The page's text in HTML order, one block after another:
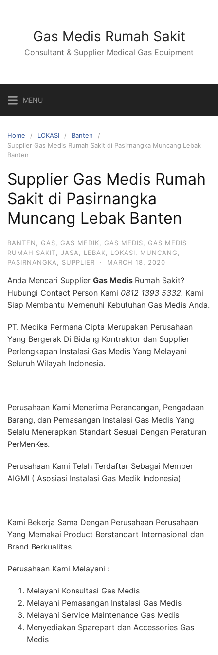
Gas Medis Rumah Sakit
Consultant & Supplier Medical Gas Equipment
MENU
Home LOKASI
Banten
Supplier Gas Medis Rumah Sakit di Pasirnangka Muncang Lebak
Banten
Supplier Gas Medis Rumah
Sakit di Pasirnangka
Muncang Lebak Banten
BANTEN GAS GAS MEDIK GAS MEDIS
GAS MEDIS
RUMAH SAKIT
JASA LEBAK LOKASI MUNCANG
PASIRNANGKA
SUPPLIER · MARCH 18, 2020
Anda Mencari Supplier Gas Medis Rumah Sakit?
Hubungi Contact Person Kami 0812 1393 5332. Kami
Siap Membantu Memenuhi Kebutuhan Gas Medis Anda.
PT. Medika Permana Cipta Merupakan Perusahaan
Yang Bergerak Di Bidang Kontraktor dan Supplier
Perlengkapan Instalasi Gas Medis Yang Melayani
Seluruh Wilayah Indonesia.
Perusahaan Kami Menerima Perancangan, Pengadaan
Barang, dan Pemasangan Instalasi Gas Medis Yang
Selalu Menerapkan Standart Sesuai Dengan Peraturan
PerMenKes.
Perusahaan Kami Telah Terdaftar Sebagai Member
AIGMI ( Asosiasi Instalasi Gas Medik Indonesia)
Kami Bekerja Sama Dengan Perusahaan Perusahaan
Yang Memakai Product Berstandart Internasional dan
Brand Berkualitas.
Perusahaan Kami Melayani :
Melayani Konsultasi Gas Medis
Melayani Pemasangan Instalasi Gas Medis
Melayani Service Maintenance Gas Medis
Menyediakan Sparepart dan Accessories Gas
Medis